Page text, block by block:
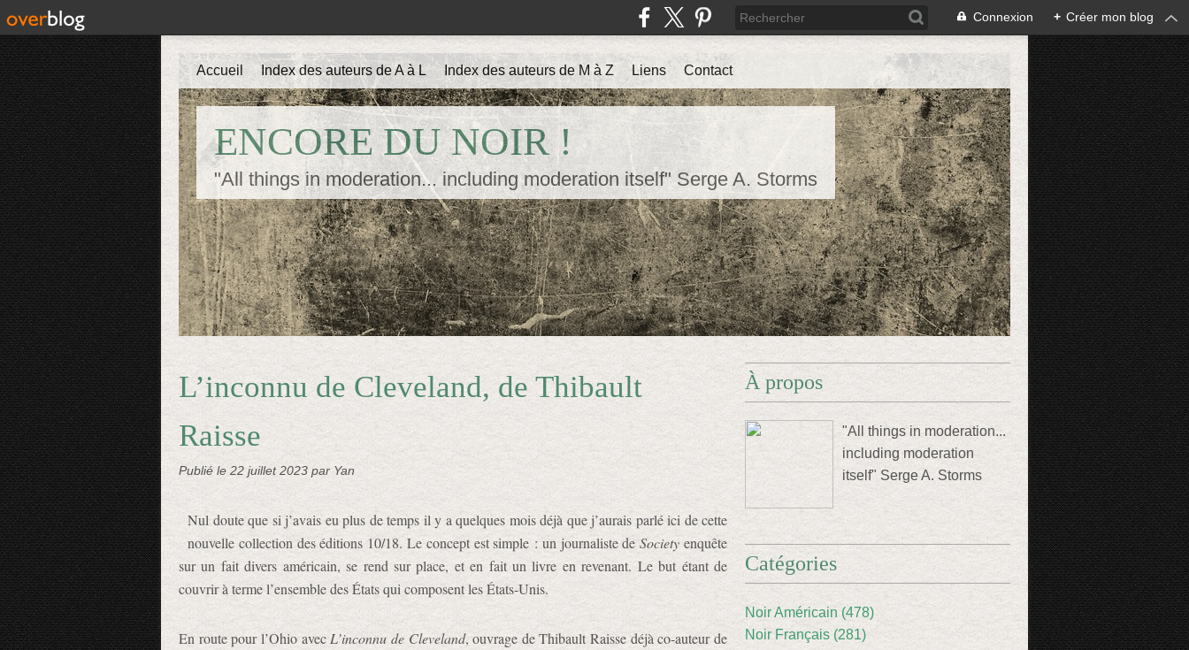
Connexion + Créer mon blog
ENCORE DU NOIR !
"All things in moderation... including moderation itself" Serge A. Storms
Accueil Index des auteurs de A à L Index des auteurs de M à Z Liens Contact
L’inconnu de Cleveland, de Thibault
Raisse
Publié le 22 juillet 2023 par Yan
Nul doute que si j’avais eu plus de temps il y a quelques mois déjà que j’aurais parlé ici de cette
nouvelle collection des éditions 10/18. Le concept est simple : un journaliste deSociety enquête
sur un fait divers américain, se rend sur place, et en fait un livre en revenant. Le but étant de
couvrir à terme l’ensemble des États qui composent les États-Unis.
En route pour l’Ohio avec L’inconnu de Cleveland, ouvrage de Thibault Raisse déjà co-auteur de
À propos
"All things in moderation...
including moderation
itself" Serge A. Storms
Catégories
Noir Américain (478)
Noir Français (281)